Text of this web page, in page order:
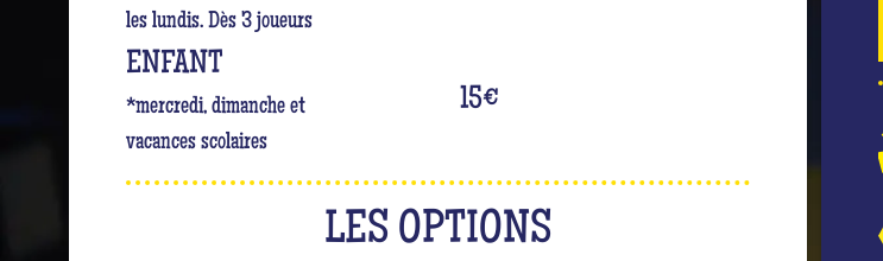
les lundis. Dès 3 joueurs
ENFANT
*mercredi, dimanche et
vacances scolaires
15€
LES OPTIONS